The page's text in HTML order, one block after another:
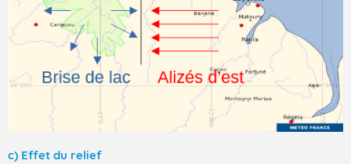
c) Effet du relief